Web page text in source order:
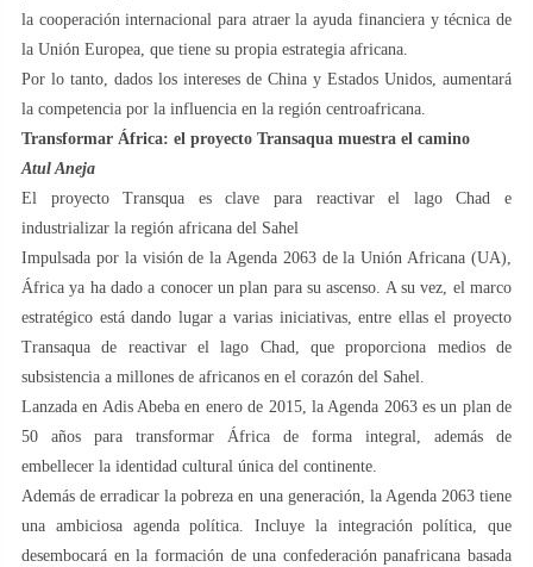
la cooperación internacional para atraer la ayuda financiera y técnica de
la Unión Europea, que tiene su propia estrategia africana.
Por lo tanto, dados los intereses de China y Estados Unidos, aumentará
la competencia por la influencia en la región centroafricana.
Transformar África: el proyecto Transaqua muestra el camino
Atul Aneja
El proyecto Transqua es clave para reactivar el lago Chad e
industrializar la región africana del Sahel
Impulsada por la visión de la Agenda 2063 de la Unión Africana (UA),
África ya ha dado a conocer un plan para su ascenso. A su vez, el marco
estratégico está dando lugar a varias iniciativas, entre ellas el proyecto
Transaqua de reactivar el lago Chad, que proporciona medios de
subsistencia a millones de africanos en el corazón del Sahel.
Lanzada en Adis Abeba en enero de 2015, la Agenda 2063 es un plan de
50 años para transformar África de forma integral, además de
embellecer la identidad cultural única del continente.
Además de erradicar la pobreza en una generación, la Agenda 2063 tiene
una ambiciosa agenda política. Incluye la integración política, que
desembocará en la formación de una confederación panafricana basada